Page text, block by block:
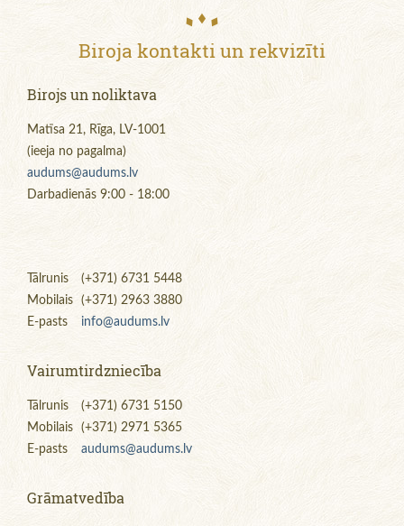
Biroja kontakti un rekvizīti
Birojs un noliktava
Matīsa 21, Rīga, LV-1001
(ieeja no pagalma)
audums@audums.lv
Darbadienās 9:00 - 18:00
Tālrunis
(+371) 6731 5448
Mobilais
(+371) 2963 3880
E-pasts
info@audums.lv
Vairumtirdzniecība
Tālrunis
(+371) 6731 5150
Mobilais
(+371) 2971 5365
E-pasts
audums@audums.lv
Grāmatvedība